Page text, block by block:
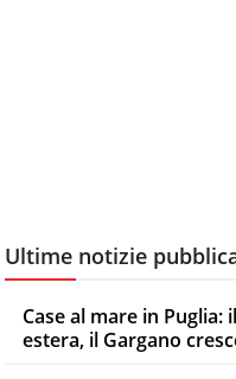
Ultime notizie
Case al mare in Puglia:
estera, il Gargano